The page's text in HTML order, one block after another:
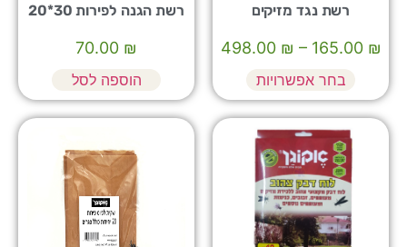
רשת נגד מזיקים
₪
165.00
–
₪
498.00
בחר אפשרויות
רשת הגנה לפירות 30*20
₪
הוספה לסל